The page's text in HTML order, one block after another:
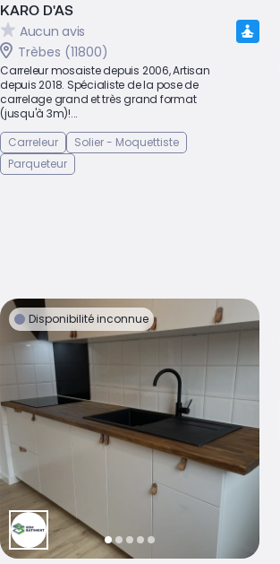
KARO D'AS
Aucun avis
Trèbes (11800)
Carreleur mosaiste depuis 2006, Artisan
depuis 2018. Spécialiste de la pose de
carrelage grand et très grand format
(jusqu'à 3m)!...
Carreleur
Solier - Moquettiste
Parqueteur
Disponibilité inconnue